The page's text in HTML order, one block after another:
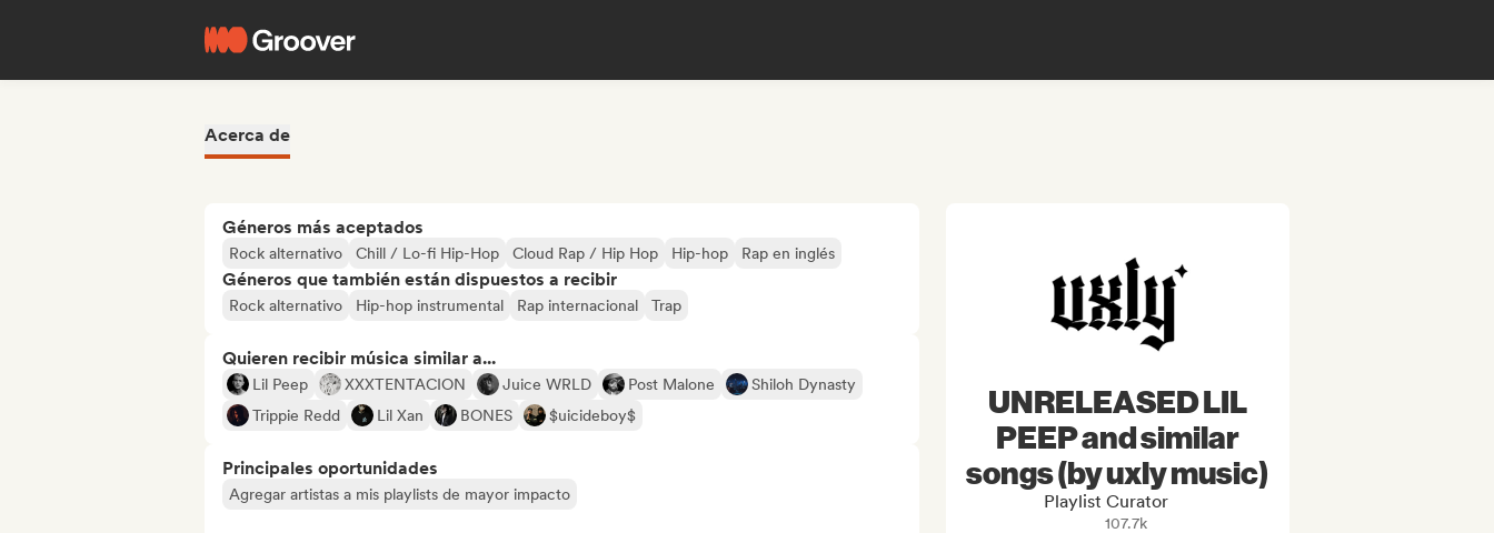
Acerca de
Géneros más aceptados
Rock alternativo Chill / Lo-fi Hip-Hop Cloud Rap / Hip Hop Hip-hop Rap en inglés
Géneros que también están dispuestos a recibir
Rock alternativo Hip-hop instrumental Rap internacional Trap
Quieren recibir música similar a...
Lil Peep XXXTENTACION Juice WRLD Post Malone
Shiloh Dynasty
Trippie Redd
Lil Xan BONES $uicideboy$
Principales oportunidades
Agregar artistas a mis playlists de mayor impacto
UNRELEASED LIL
PEEP and similar
songs (by uxly music)
Playlist Curator
107.7k